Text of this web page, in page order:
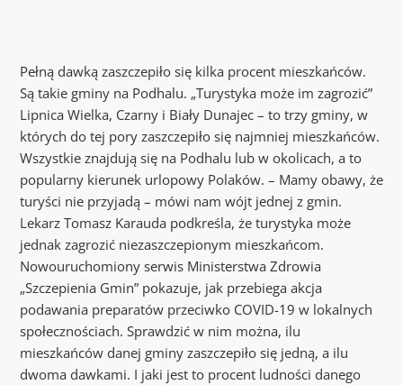
Pełną dawką zaszczepiło się kilka procent mieszkańców.
Są takie gminy na Podhalu. „Turystyka może im zagrozić”
Lipnica Wielka, Czarny i Biały Dunajec – to trzy gminy, w
których do tej pory zaszczepiło się najmniej mieszkańców.
Wszystkie znajdują się na Podhalu lub w okolicach, a to
popularny kierunek urlopowy Polaków. – Mamy obawy, że
turyści nie przyjadą – mówi nam wójt jednej z gmin.
Lekarz Tomasz Karauda podkreśla, że turystyka może
jednak zagrozić niezaszczepionym mieszkańcom.
Nowouruchomiony serwis Ministerstwa Zdrowia
„Szczepienia Gmin” pokazuje, jak przebiega akcja
podawania preparatów przeciwko COVID-19 w lokalnych
społecznościach. Sprawdzić w nim można, ilu
mieszkańców danej gminy zaszczepiło się jedną, a ilu
dwoma dawkami. I jaki jest to procent ludności danego